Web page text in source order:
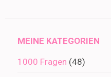
MEINE KATEGORIEN
1000 Fragen (48)